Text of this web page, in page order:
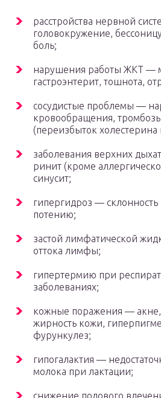
расстройства нервной
головокружение,
боль;
нарушения работы ЖКТ —
гастроэнтерит, тошнота,
сосудистые проблемы —
кровообращения,
(переизбыток холестерина
заболевания верхних
ринит (кроме
синусит;
гипергидроз —
потению;
застой лимфатической
оттока лимфы;
гипертермию при
заболеваниях;
кожные поражения —
жирность кожи,
фурункулез;
гипогалактия —
молока при лактации;
снижение полового